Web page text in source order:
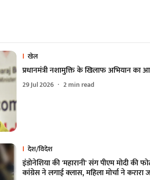
खेल
प्रधानमंत्री नशामुक्ति के खिलाफ अभियान का
29 Jul 2026 2min read
देश/विदेश
इंडोनेशिया की 'महारानी' संग पीएम मोदी की
कांग्रेस ने लगाई क्लास, महिला मोर्चा ने करारा